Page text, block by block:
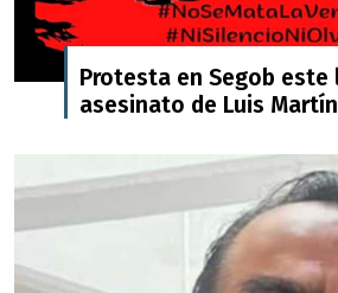
Protesta en Segob este
asesinato de Luis